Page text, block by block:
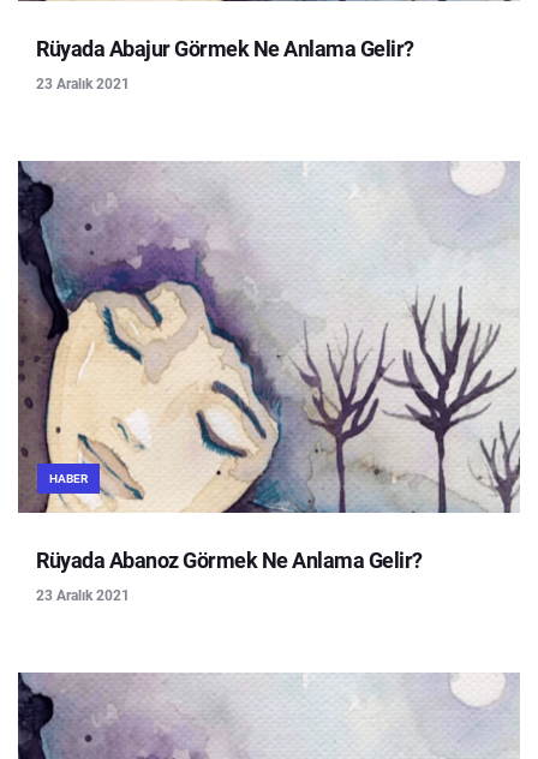
Rüyada Abajur Görmek Ne Anlama Gelir?
23 Aralık 2021
HABER
Rüyada Abanoz Görmek Ne Anlama Gelir?
23 Aralık 2021